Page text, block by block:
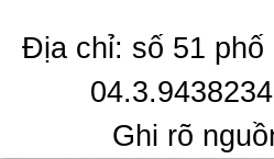
Địa chỉ: số 51 phố
Ghi rõ